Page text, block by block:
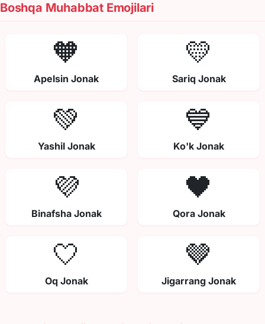
Boshqa Muhabbat Emojilari
🧡
Apelsin Jonak
💛
Sariq Jonak
💚
Yashil Jonak
💙
Ko'k Jonak
💜
Binafsha Jonak
🖤
Qora Jonak
🤍
Oq Jonak
🤎
Jigarrang Jonak